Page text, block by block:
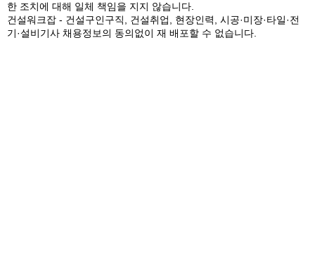
한 조치에 대해 일체 책임을 지지 않습니다.
건설워크잡 - 건설구인구직, 건설취업, 현장인력, 시공·미장·타일·전
기·설비기사 채용정보의 동의없이 재 배포할 수 없습니다.